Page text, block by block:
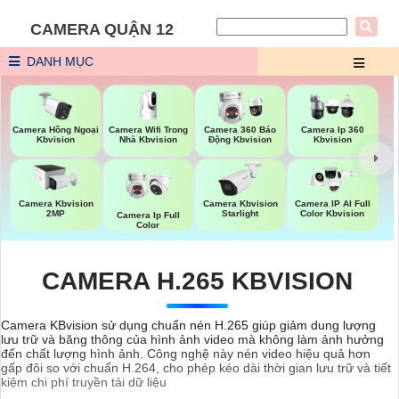
CAMERA QUẬN 12
DANH MỤC
Camera Hồng Ngoại
Kbvision
Camera Wifi Trong
Nhà Kbvision
Camera 360 Báo
Động Kbvision
Camera Ip 360
Kbvision
Camera Kbvision
2MP
Camera Ip Full
Color
Camera Kbvision
Starlight
Camera IP AI Full
Color Kbvision
CAMERA H.265 KBVISION
Camera KBvision sử dụng chuẩn nén H.265 giúp giảm dung lượng
lưu trữ và băng thông của hình ảnh video mà không làm ảnh hưởng
đến chất lượng hình ảnh. Công nghệ này nén video hiệu quả hơn
gấp đôi so với chuẩn H.264, cho phép kéo dài thời gian lưu trữ và tiết
kiệm chi phí truyền tải dữ liệu